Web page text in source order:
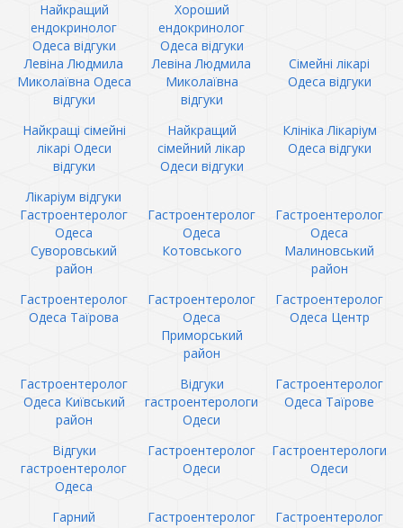
Найкращий
ендокринолог
Одеса відгуки
Хороший
ендокринолог
Одеса відгуки
Левіна Людмила
Миколаївна Одеса
відгуки
Левіна Людмила
Миколаївна
відгуки
Сімейні лікарі
Одеса відгуки
Найкращі сімейні
лікарі Одеси
відгуки
Найкращий
сімейний лікар
Одеси відгуки
Клініка Лікаріум
Одеса відгуки
Лікаріум відгуки
Гастроентеролог
Одеса
Суворовський
район
Гастроентеролог
Одеса
Котовського
Гастроентеролог
Одеса
Малиновський
район
Гастроентеролог
Одеса Таїрова
Гастроентеролог
Одеса
Приморський
район
Гастроентеролог
Одеса Центр
Гастроентеролог
Одеса Київський
район
Відгуки
гастроентерологи
Одеси
Гастроентеролог
Одеса Таїрове
Відгуки
гастроентеролог
Одеса
Гастроентеролог
Одеси
Гастроентерологи
Одеси
Гарний
Гастроентеролог
Гастроентеролог